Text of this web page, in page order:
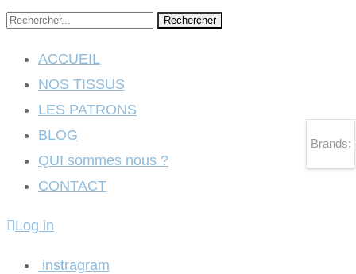
Rechercher
ACCUEIL
NOS TISSUS
LES PATRONS
BLOG
QUI sommes nous ?
CONTACT
Log in
instragram
Brands: